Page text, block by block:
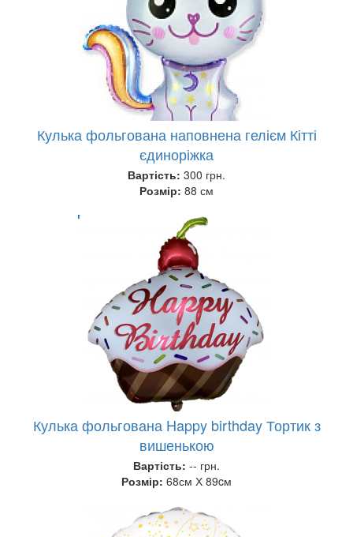
Кулька фольгована наповнена гелієм Кітті
єдиноріжка
Вартість: 300 грн.
Розмір: 88 см
Кулька фольгована Happy birthday Тортик з
вишенькою
Вартість: -- грн.
Розмір: 68см Х 89cм